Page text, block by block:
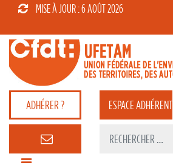
MISE À JOUR : 6 AOÛT 2026
ADHÉRER ? ESPACEADHÉRENT